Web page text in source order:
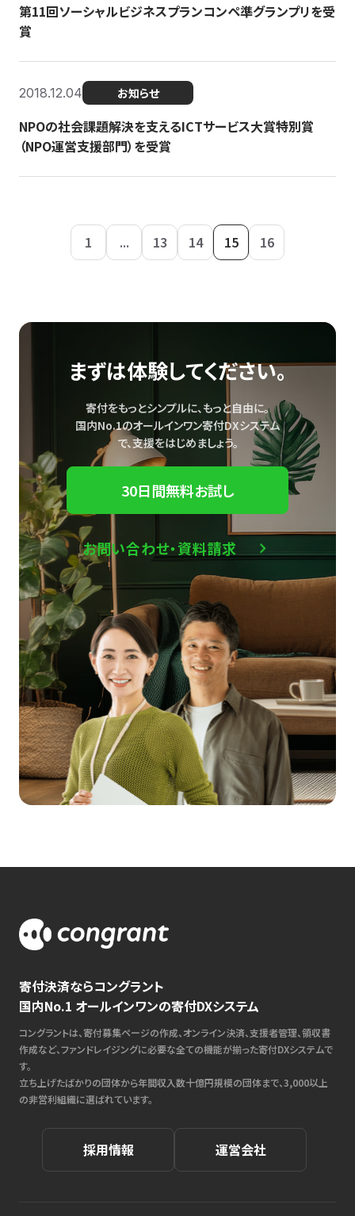
第11回ソーシャルビジネスプランコンペ準グランプリを受
賞
2018.12.04 お知らせ
NPOの社会課題解決を支えるICTサービス大賞特別賞
（NPO運営支援部門）を受賞
1 ... 13 14 15 16
まずは体験してください。
寄付をもっとシンプルに、もっと自由に。
国内No.1のオールインワン寄付DXシステム
で、支援をはじめましょう。
30日間無料お試し
お問い合わせ・資料請求
寄付決済ならコングラント
国内No.1 オールインワンの寄付DXシステム
コングラントは、寄付募集ページの作成、オンライン決済、支援者管理、領収書
作成など、ファンドレイジングに必要な全ての機能が揃った寄付DXシステムで
す。
立ち上げたばかりの団体から年間収入数十億円規模の団体まで、3,000以上
の非営利組織に選ばれています。
採用情報 運営会社